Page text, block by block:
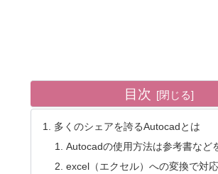
目次
多くのシェアを誇るAutocadとは
Autocadの使用方法は参考書など
excel（エクセル）への変換で対